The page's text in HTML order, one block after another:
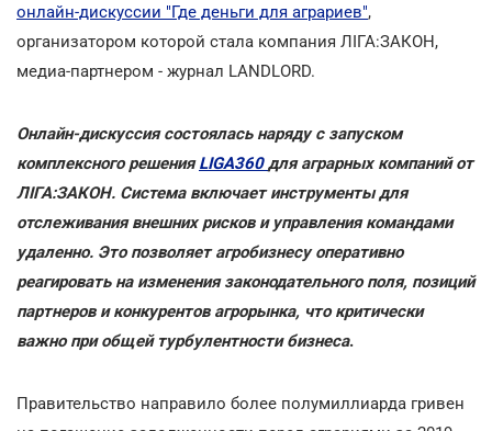
онлайн-дискуссии "Где деньги для аграриев",
организатором которой стала компания ЛІГА:ЗАКОН,
медиа-партнером - журнал LANDLORD.
Онлайн-дискуссия состоялась наряду с запуском
комплексного решенияLIGA360для аграрных компаний от
ЛІГА:ЗАКОН. Система включает инструменты для
отслеживания внешних рисков и управления командами
удаленно. Это позволяет агробизнесу оперативно
реагировать на изменения законодательного поля, позиций
партнеров и конкурентов агрорынка, что критически
важно при общей турбулентности бизнеса.
Правительство направило более полумиллиарда гривен